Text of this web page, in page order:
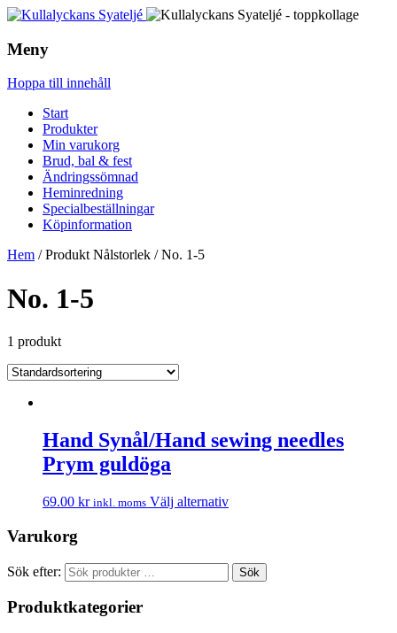
Meny
Hoppa till innehåll
Start
Produkter
Min varukorg
Brud, bal & fest
Ändringssömnad
Heminredning
Specialbeställningar
Köpinformation
Hem / Produkt Nålstorlek / No. 1-5
No. 1-5
1 produkt
Hand Synål/Hand sewing needles
Prym guldöga
69.00 kr inkl. moms Välj alternativ
Varukorg
Sök efter: Sök
Produktkategorier